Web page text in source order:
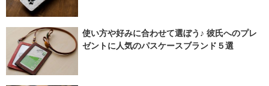
使い方や好みに合わせて選ぼう♪ 彼氏へのプレ
ゼントに人気のパスケースブランド５選